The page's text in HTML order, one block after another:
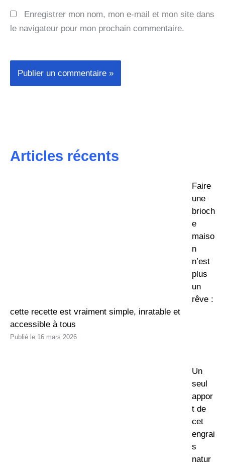
Enregistrer mon nom, mon e-mail et mon site dans
le navigateur pour mon prochain commentaire.
Articles récents
Faire
une
brioch
e
maiso
n
n’est
plus
un
rêve :
cette recette est vraiment simple, inratable et
accessible à tous
16 mars 2026
Un
seul
appor
t de
cet
engrai
s
natur